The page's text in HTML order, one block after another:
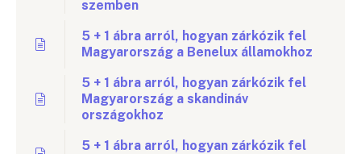
szemben
5 + 1 ábra arról, hogyan zárkózik fel
Magyarország a Benelux államokhoz
5 + 1 ábra arról, hogyan zárkózik fel
Magyarország a skandináv
országokhoz
5 + 1 ábra arról, hogyan zárkózik fel